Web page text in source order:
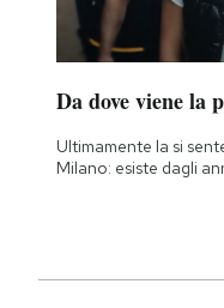
Da dove viene la
Ultimamente la si
Milano: esiste dagli